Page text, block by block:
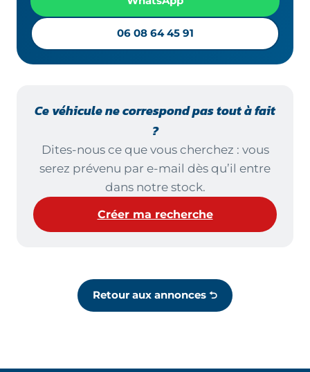
06 08 64 45 91
Ce véhicule ne correspond pas tout à fait
?
Dites-nous ce que vous cherchez : vous
serez prévenu par e-mail dès qu’il entre
dans notre stock.
Créer ma recherche
Retour aux annonces ⮌